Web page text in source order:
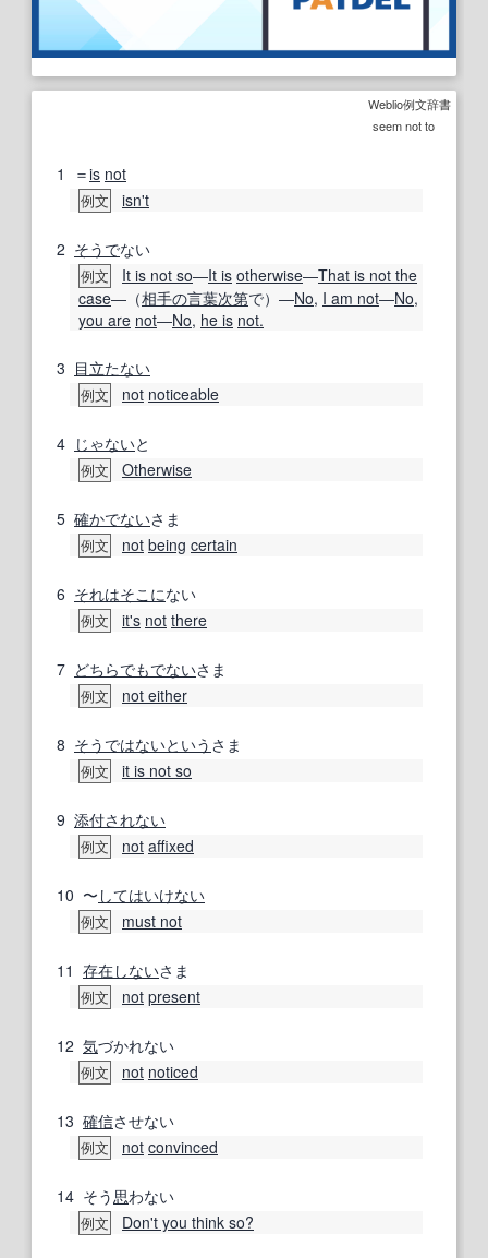
Weblio例文辞書
seem not to
1 ＝is not
例文 isn't
2 そうでない
例文 It is not so―It is otherwise―That is not the
case―（相手の言葉次第で）―No, I am not―No,
you are not―No, he is not.
3 目立たない
例文 not noticeable
4 じゃないと
例文 Otherwise
5 確かでないさま
例文 not being certain
6 それはそこにない
例文 it's not there
7 どちらでもでないさま
例文 not either
8 そうではないという さま
例文 it is not so
9 添付されない
例文 not affixed
10 〜 してはいけない
例文 must not
11 存在しないさま
例文 not present
12 気づかれない
例文 not noticed
13 確信させない
例文 not convinced
14 そう 思わない
例文 Don't you think so?